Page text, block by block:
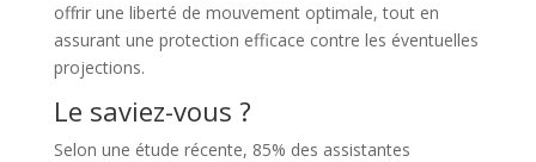
offrir une liberté de mouvement optimale, tout en
assurant une protection efficace contre les éventuelles
projections.
Le saviez-vous ?
Selon une étude récente, 85% des assistantes